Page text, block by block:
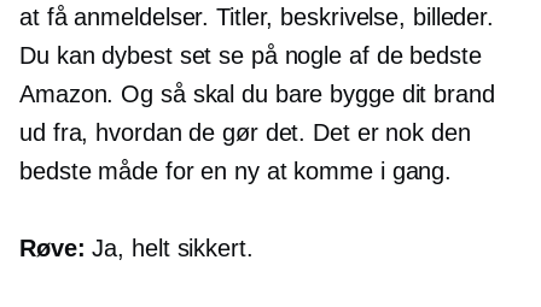
at få anmeldelser. Titler, beskrivelse, billeder.
Du kan dybest set se på nogle af de bedste
Amazon. Og så skal du bare bygge dit brand
ud fra, hvordan de gør det. Det er nok den
bedste måde for en ny at komme i gang.
Røve: Ja, helt sikkert.